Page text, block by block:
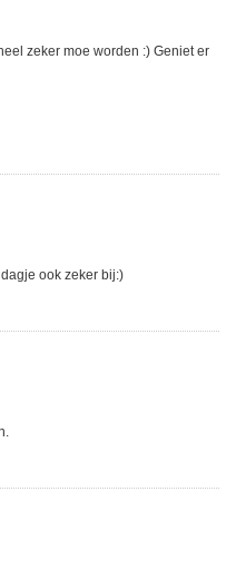
zeker moe worden :) Geniet er
ook zeker bij:)